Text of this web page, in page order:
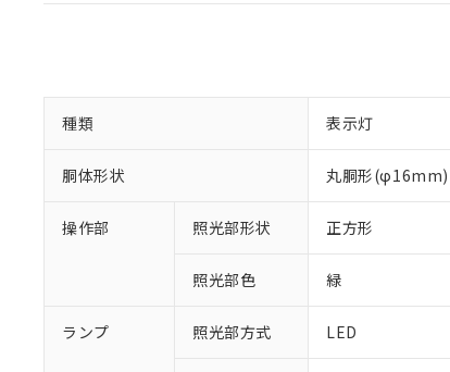
種類 表示灯
胴体形状 丸胴形(φ16mm)
操作部 照光部形状 正方形
照光部色 緑
ランプ 照光部方式 LED